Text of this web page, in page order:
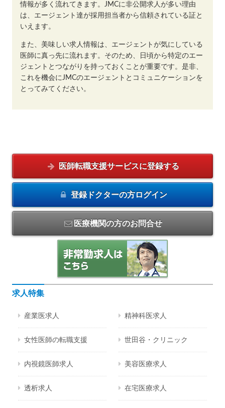
情報が多く流れてきます。JMCに非公開求人が多い理由
は、エージェント達が採用担当者から信頼されている証と
いえます。
また、美味しい求人情報は、エージェントが気にしている
医師に真っ先に流れます。そのため、日頃から特定のエー
ジェントとつながりを持っておくことが重要です。是非、
これを機会にJMCのエージェントとコミュニケーションを
とってみてください。
医師転職支援サービスに登録する
登録ドクターの方ログイン
医療機関の方のお問合せ
求人特集
産業医求人 精神科医求人
女性医師の転職支援 世田谷・クリニック
内視鏡医師求人 美容医療求人
透析求人 在宅医療求人